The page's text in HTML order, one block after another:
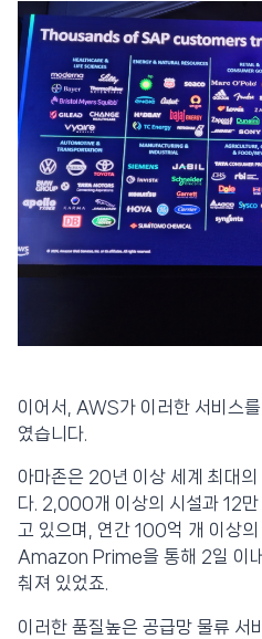
이어서, AWS가 이러한 서비스
였습니다.
아마존은 20년 이상 세계 최대의
다. 2,000개 이상의 시설과 12
고 있으며, 연간 100억 개 이상
Amazon Prime을 통해 2일 이
춰져 있었죠.
이러한 품질높은 공급망 물류 서